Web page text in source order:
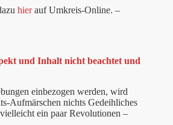
hierauf Umkreis-Online. –
und Inhalt nicht beachtet und
einbezogen werden, wird
Aufmärschen nichts Gedeihliches
ein paar Revolutionen –